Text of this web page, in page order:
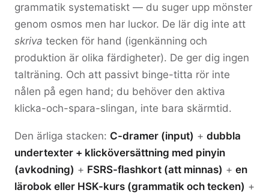
grammatik systematiskt — du suger upp mönster
genom osmos men har luckor. De lär dig inte att
skriva tecken för hand (igenkänning och
produktion är olika färdigheter). De ger dig ingen
talträning. Och att passivt binge-titta rör inte
nålen på egen hand; du behöver den aktiva
klicka-och-spara-slingan, inte bara skärmtid.
Den ärliga stacken: C-dramer (input) + dubbla
undertexter + klicköversättning med pinyin
(avkodning) + FSRS-flashkort (att minnas) + en
lärobok eller HSK-kurs (grammatik och tecken) +